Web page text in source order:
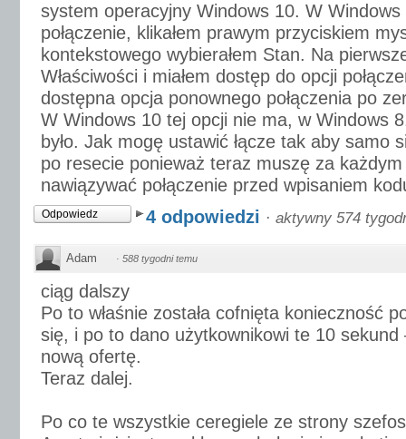
system operacyjny Windows 10. W Windows
połączenie, klikałem prawym przyciskiem
kontekstowego wybierałem Stan. Na
Właściwości i miałem dostęp do opcji
dostępna opcja ponownego połączenia po
W Windows 10 tej opcji nie ma, w Windows
było. Jak mogę ustawić łącze tak aby samo
po resecie ponieważ teraz muszę za
nawiązywać połączenie przed wpisaniem
Odpowiedz 4 odpowiedzi · aktywny 574
Adam · 588 tygodni temu
ciąg dalszy
Po to właśnie została cofnięta konieczność
się, i po to dano użytkownikowi te 10 sekund
nową ofertę.
Teraz dalej.
Po co te wszystkie ceregiele ze strony